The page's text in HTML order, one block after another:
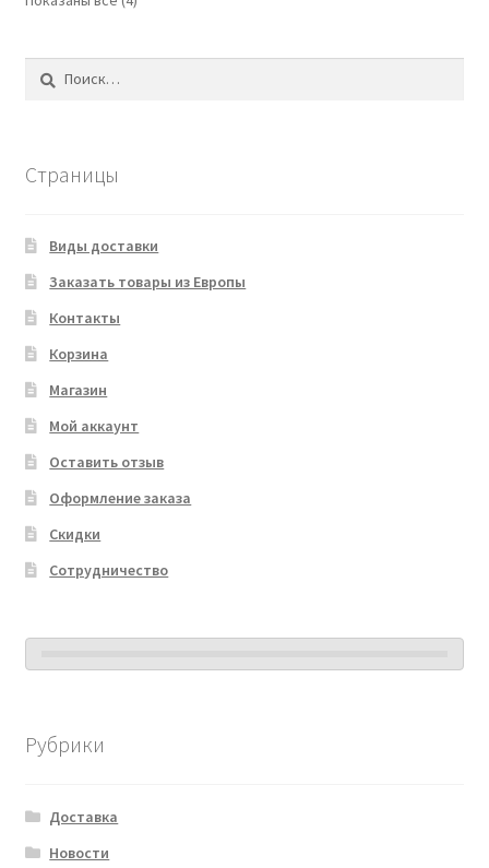
Страницы
Виды доставки
Заказать товары из Европы
Контакты
Корзина
Магазин
Мой аккаунт
Оставить отзыв
Оформление заказа
Скидки
Сотрудничество
Рубрики
Доставка
Новости